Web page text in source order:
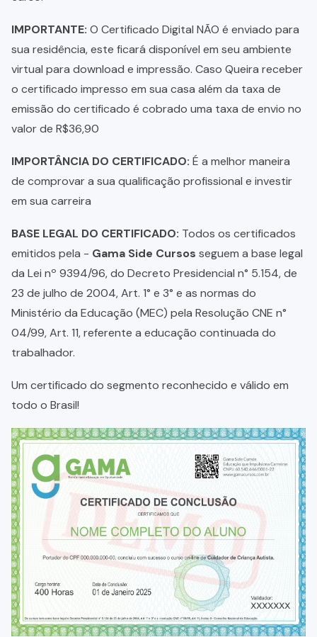
IMPORTANTE: O Certificado Digital NÃO é enviado para
sua residência, este ficará disponível em seu ambiente
virtual para download e impressão. Caso Queira receber
o certificado impresso em sua casa além da taxa de
emissão do certificado é cobrado uma taxa de envio no
valor de R$36,90
IMPORTÂNCIA DO CERTIFICADO: É a melhor maneira
de comprovar a sua qualificação profissional e investir
em sua carreira
BASE LEGAL DO CERTIFICADO: Todos os certificados
emitidos pela - Gama Side Cursos seguem a base legal
da Lei nº 9394/96, do Decreto Presidencial n° 5.154, de
23 de julho de 2004, Art. 1° e 3° e as normas do
Ministério da Educação (MEC) pela Resolução CNE n°
04/99, Art. 11, referente a educação continuada do
trabalhador.
Um certificado do segmento reconhecido e válido em
todo o Brasil!